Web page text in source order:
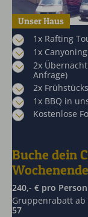
Unser Haus
1x Rafting
1x
2x
Anfrage)
2x
1x BBQ in
Kostenlose
Buche dein
Wochenende
240,- € pro Person
Gruppenrabatt ab
57